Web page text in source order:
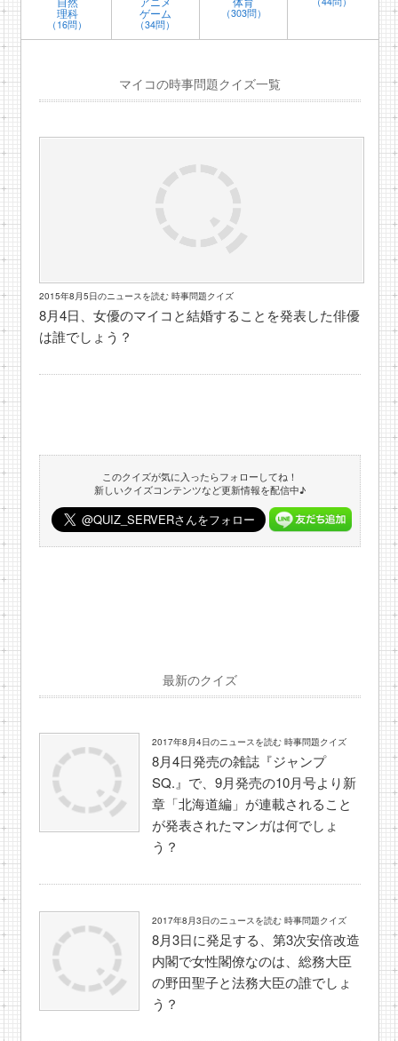
理科
（16問）
ゲーム
（34問）
（303問）
マイコの時事問題クイズ一覧
2015年8月5日のニュースを読む 時事問題クイズ
8月4日、女優のマイコと結婚することを発表した俳優
は誰でしょう？
このクイズが気に入ったらフォローしてね！
新しいクイズコンテンツなど更新情報を配信中♪
最新のクイズ
2017年8月4日のニュースを読む 時事問題クイズ
8月4日発売の雑誌『ジャンプ
SQ.』で、9月発売の10月号より新
章「北海道編」が連載されること
が発表されたマンガは何でしょ
う？
2017年8月3日のニュースを読む 時事問題クイズ
8月3日に発足する、第3次安倍改造
内閣で女性閣僚なのは、総務大臣
の野田聖子と法務大臣の誰でしょ
う？